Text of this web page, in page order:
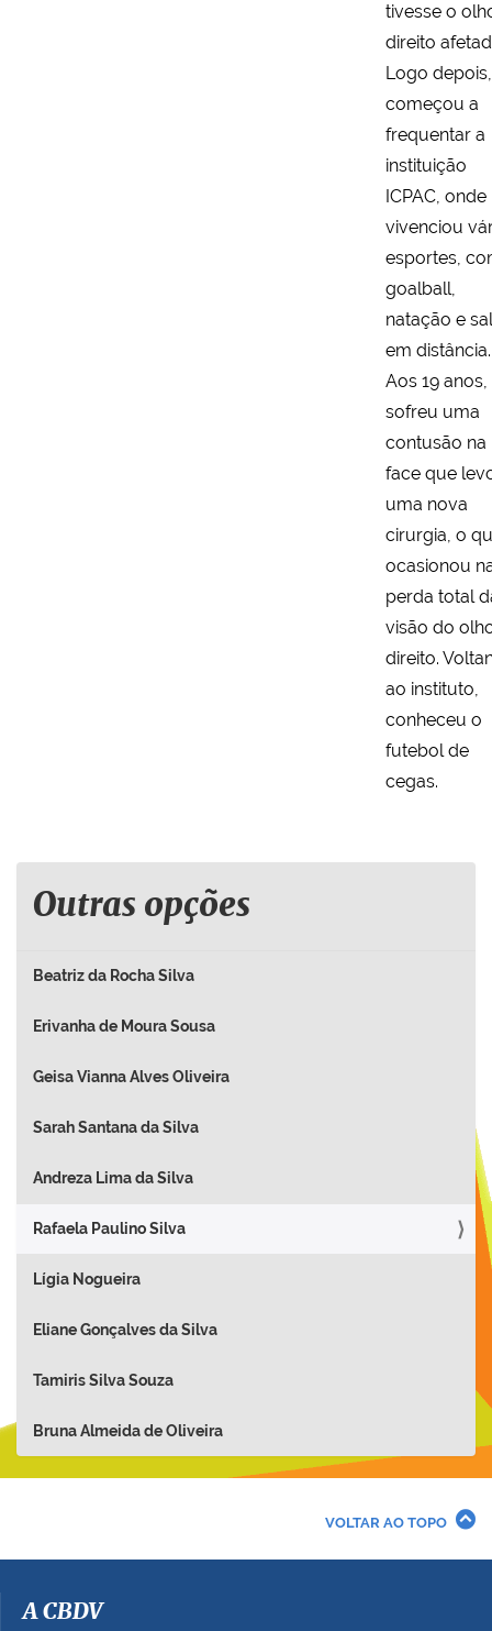
tivesse o
direito
Logo depois,
começou a
frequentar a
instituição
ICPAC, onde
vivenciou
esportes,
goalball,
natação e
em distância.
Aos 19 anos,
sofreu uma
contusão na
face que
uma nova
cirurgia, o
ocasionou
perda total
visão do
direito.
ao instituto,
conheceu o
futebol de
cegas.
Outras opções
Beatriz da Rocha Silva
Erivanha de Moura Sousa
Geisa Vianna Alves Oliveira
Sarah Santana da Silva
Andreza Lima da Silva
Rafaela Paulino Silva
Lígia Nogueira
Eliane Gonçalves da Silva
Tamiris Silva Souza
Bruna Almeida de Oliveira
VOLTAR AO TOPO
A CBDV